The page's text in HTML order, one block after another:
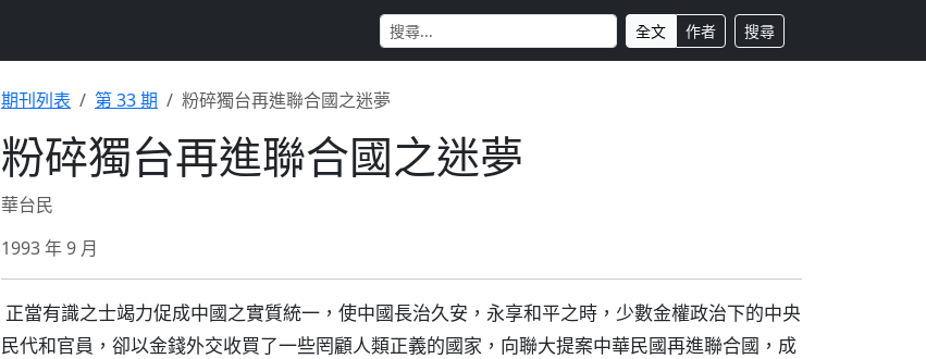
全文 作者 搜尋
期刊列表 第 33 期 粉碎獨台再進聯合國之迷夢
粉碎獨台再進聯合國之迷夢
華台民
1993 年 9 月
正當有識之士竭力促成中國之實質統一，使中國長治久安，永享和平之時，少數金權政治下的中央
民代和官員，卻以金錢外交收買了一些罔顧人類正義的國家，向聯大提案中華民國再進聯合國，成